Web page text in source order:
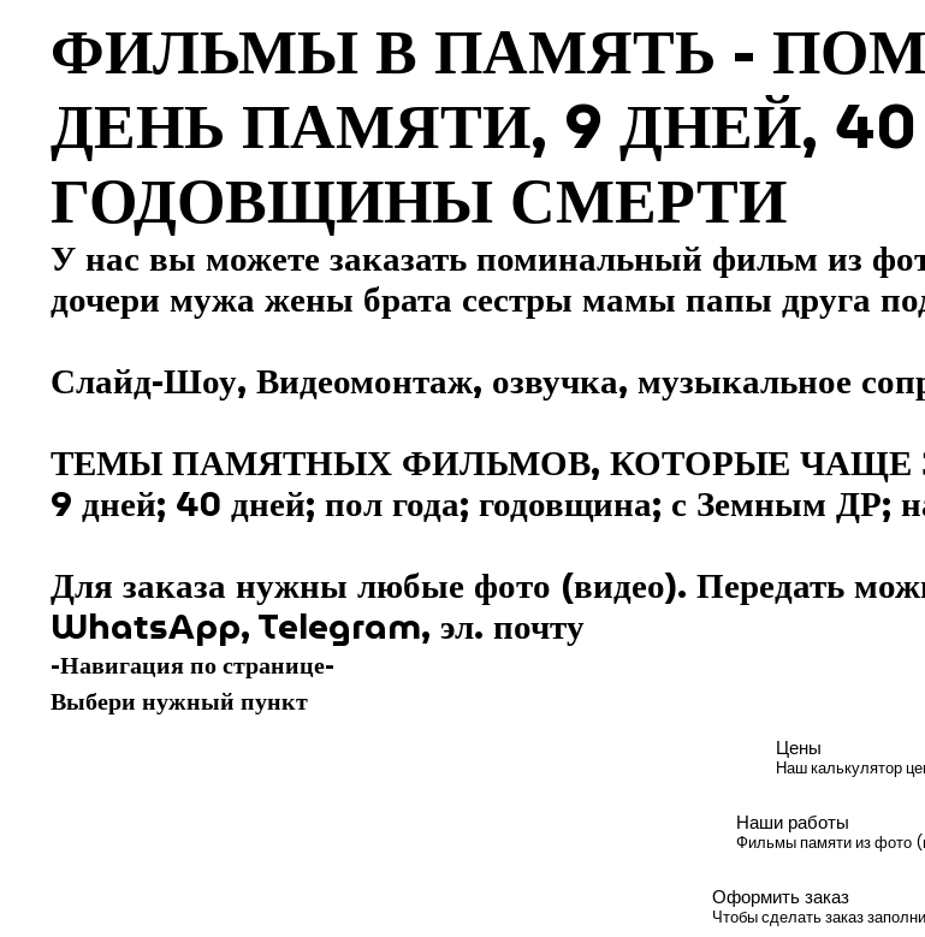
ФИЛЬМЫ В ПАМЯТЬ -
ДЕНЬ ПАМЯТИ, 9 ДНЕЙ,
ГОДОВЩИНЫ СМЕРТИ
У нас вы можете заказать поминальный фильм из
дочери мужа жены брата сестры мамы папы друга
Слайд-Шоу, Видеомонтаж, озвучка, музыкальное
ТЕМЫ ПАМЯТНЫХ ФИЛЬМОВ, КОТОРЫЕ ЧАЩЕ
9 дней; 40 дней; пол года; годовщина; с Земным ДР;
Для заказа нужны любые фото (видео). Передать
WhatsApp, Telegram, эл. почту
-Навигация по странице-
Выбери нужный пункт
Цены
Наш калькулятор
Наши работы
Фильмы памяти из фото
Оформить заказ
Чтобы сделать заказ